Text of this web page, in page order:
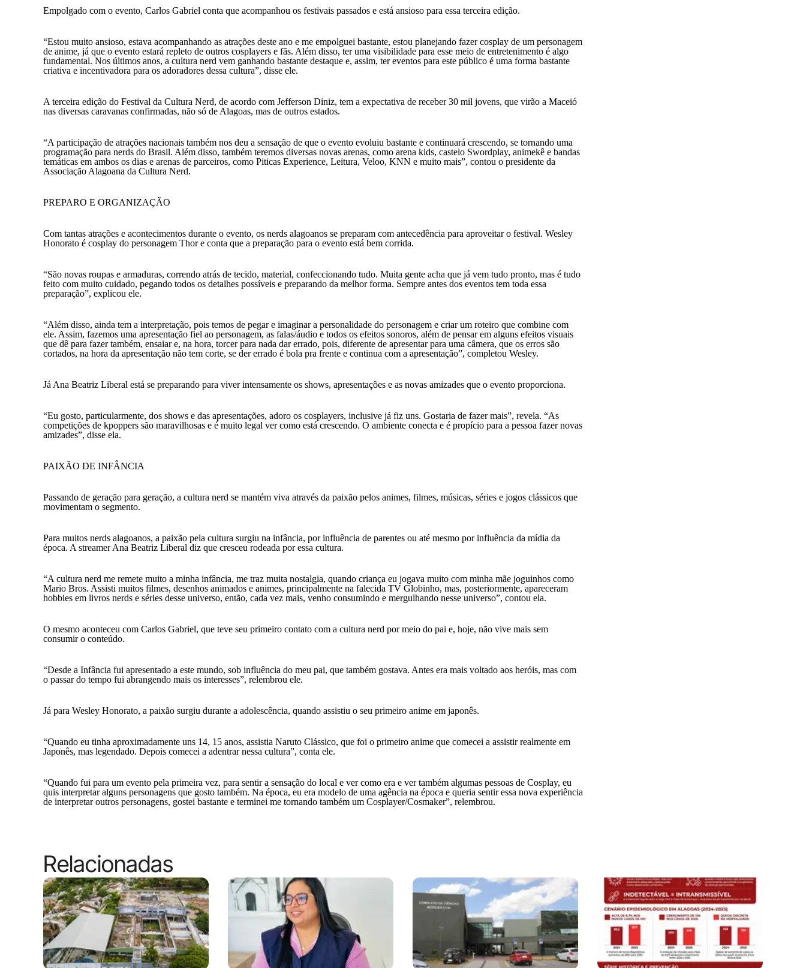
Empolgado com o evento, Carlos Gabriel conta que acompanhou os festivais passados e está ansioso para essa terceira edição.
“Estou muito ansioso, estava acompanhando as atrações deste ano e me empolguei bastante, estou planejando fazer cosplay de um personagem
de anime, já que o evento estará repleto de outros cosplayers e fãs. Além disso, ter uma visibilidade para esse meio de entretenimento é algo
fundamental. Nos últimos anos, a cultura nerd vem ganhando bastante destaque e, assim, ter eventos para este público é uma forma bastante
criativa e incentivadora para os adoradores dessa cultura”, disse ele.
A terceira edição do Festival da Cultura Nerd, de acordo com Jefferson Diniz, tem a expectativa de receber 30 mil jovens, que virão a Maceió
nas diversas caravanas confirmadas, não só de Alagoas, mas de outros estados.
“A participação de atrações nacionais também nos deu a sensação de que o evento evoluiu bastante e continuará crescendo, se tornando uma
programação para nerds do Brasil. Além disso, também teremos diversas novas arenas, como arena kids, castelo Swordplay, animekê e bandas
temáticas em ambos os dias e arenas de parceiros, como Piticas Experience, Leitura, Veloo, KNN e muito mais”, contou o presidente da
Associação Alagoana da Cultura Nerd.
PREPARO E ORGANIZAÇÃO
Com tantas atrações e acontecimentos durante o evento, os nerds alagoanos se preparam com antecedência para aproveitar o festival. Wesley
Honorato é cosplay do personagem Thor e conta que a preparação para o evento está bem corrida.
“São novas roupas e armaduras, correndo atrás de tecido, material, confeccionando tudo. Muita gente acha que já vem tudo pronto, mas é tudo
feito com muito cuidado, pegando todos os detalhes possíveis e preparando da melhor forma. Sempre antes dos eventos tem toda essa
preparação”, explicou ele.
“Além disso, ainda tem a interpretação, pois temos de pegar e imaginar a personalidade do personagem e criar um roteiro que combine com
ele. Assim, fazemos uma apresentação fiel ao personagem, as falas/áudio e todos os efeitos sonoros, além de pensar em alguns efeitos visuais
que dê para fazer também, ensaiar e, na hora, torcer para nada dar errado, pois, diferente de apresentar para uma câmera, que os erros são
cortados, na hora da apresentação não tem corte, se der errado é bola pra frente e continua com a apresentação”, completou Wesley.
Já Ana Beatriz Liberal está se preparando para viver intensamente os shows, apresentações e as novas amizades que o evento proporciona.
“Eu gosto, particularmente, dos shows e das apresentações, adoro os cosplayers, inclusive já fiz uns. Gostaria de fazer mais”, revela. “As
competições de kpoppers são maravilhosas e é muito legal ver como está crescendo. O ambiente conecta e é propício para a pessoa fazer novas
amizades”, disse ela.
PAIXÃO DE INFÂNCIA
Passando de geração para geração, a cultura nerd se mantém viva através da paixão pelos animes, filmes, músicas, séries e jogos clássicos que
movimentam o segmento.
Para muitos nerds alagoanos, a paixão pela cultura surgiu na infância, por influência de parentes ou até mesmo por influência da mídia da
época. A streamer Ana Beatriz Liberal diz que cresceu rodeada por essa cultura.
“A cultura nerd me remete muito a minha infância, me traz muita nostalgia, quando criança eu jogava muito com minha mãe joguinhos como
Mario Bros. Assisti muitos filmes, desenhos animados e animes, principalmente na falecida TV Globinho, mas, posteriormente, apareceram
hobbies em livros nerds e séries desse universo, então, cada vez mais, venho consumindo e mergulhando nesse universo”, contou ela.
O mesmo aconteceu com Carlos Gabriel, que teve seu primeiro contato com a cultura nerd por meio do pai e, hoje, não vive mais sem
consumir o conteúdo.
“Desde a Infância fui apresentado a este mundo, sob influência do meu pai, que também gostava. Antes era mais voltado aos heróis, mas com
o passar do tempo fui abrangendo mais os interesses”, relembrou ele.
Já para Wesley Honorato, a paixão surgiu durante a adolescência, quando assistiu o seu primeiro anime em japonês.
“Quando eu tinha aproximadamente uns 14, 15 anos, assistia Naruto Clássico, que foi o primeiro anime que comecei a assistir realmente em
Japonês, mas legendado. Depois comecei a adentrar nessa cultura”, conta ele.
“Quando fui para um evento pela primeira vez, para sentir a sensação do local e ver como era e ver também algumas pessoas de Cosplay, eu
quis interpretar alguns personagens que gosto também. Na época, eu era modelo de uma agência na época e queria sentir essa nova experiência
de interpretar outros personagens, gostei bastante e terminei me tornando também um Cosplayer/Cosmaker”, relembrou.
Relacionadas